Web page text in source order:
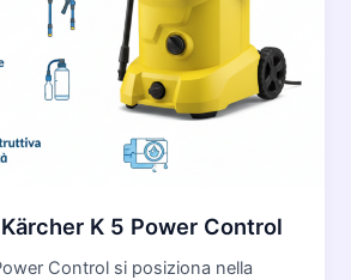
K 5 Power Control
Control si posiziona nella